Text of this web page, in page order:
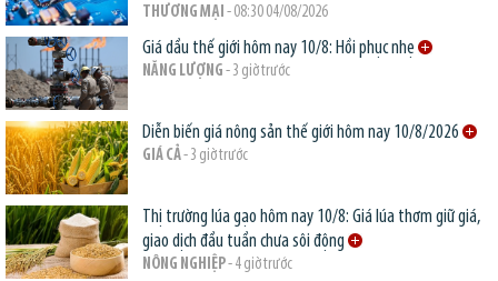
THƯƠNG MẠI - 08:30 04/08/2026
Giá dầu thế giới hôm nay 10/8: Hồi phục nhẹ
NĂNG LƯỢNG - 3 giờ trước
Diễn biến giá nông sản thế giới hôm nay 10/8/2026
GIÁ CẢ- 3 giờ trước
Thị trường lúa gạo hôm nay 10/8: Giá lúa thơm giữ giá,
giao dịch đầu tuần chưa sôi động
NÔNG NGHIỆP- 4 giờ trước